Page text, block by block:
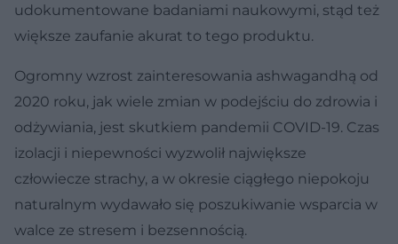
udokumentowane badaniami naukowymi, stąd też
większe zaufanie akurat to tego produktu.
Ogromny wzrost zainteresowania ashwagandhą od
2020 roku, jak wiele zmian w podejściu do zdrowia i
odżywiania, jest skutkiem pandemii COVID-19. Czas
izolacji i niepewności wyzwolił największe
człowiecze strachy, a w okresie ciągłego niepokoju
naturalnym wydawało się poszukiwanie wsparcia w
walce ze stresem i bezsennością.